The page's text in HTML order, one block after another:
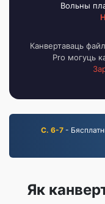
Вольны
Канвертаваць
Pro могуць
С. 6-7 -
Як